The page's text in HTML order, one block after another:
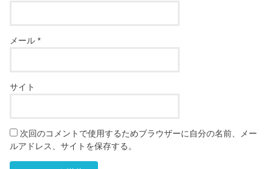
メール*
サイト
次回のコメントで使用するためブラウザーに自分の名前、メー
ルアドレス、サイトを保存する。